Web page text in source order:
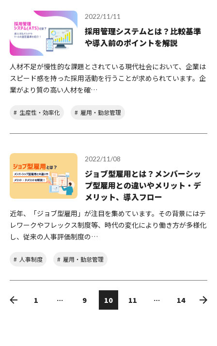
2022/11/11
採用管理システムとは？比較基準
や導入前のポイントを解説
人材不足が慢性的な課題とされている現代社会において、企業は
スピード感を持った採用活動を行うことが求められています。企
業がより質の高い人材を確…
生産性・効率化 雇用・勤怠管理
2022/11/08
ジョブ型雇用とは？メンバーシッ
プ型雇用との違いやメリット・デ
メリット、導入フロー
近年、「ジョブ型雇用」が注目を集めています。その背景にはテ
レワークやフレックス制度等、時代の変化により働き方が多様化
し、従来の人事評価制度の…
人事制度 雇用・勤怠管理
1 … 9 10 11 … 14